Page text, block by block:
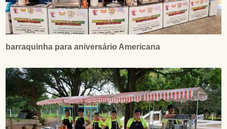
barraquinha para aniversário Americana